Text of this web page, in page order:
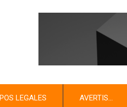
LEGALES AVERTIS…